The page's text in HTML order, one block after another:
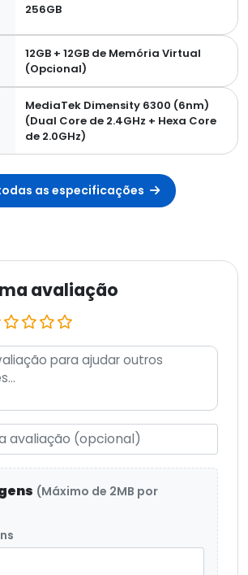
256GB
12GB + 12GB de Memória Virtual
(Opcional)
MediaTek Dimensity 6300 (6nm)
(Dual Core de 2.4GHz + Hexa Core
de 2.0GHz)
as especificações
avaliação
(Máximo de 2MB por